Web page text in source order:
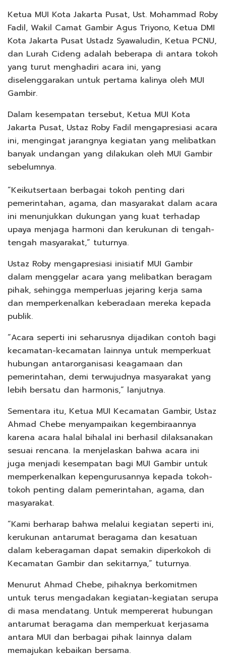
Ketua MUI Kota Jakarta Pusat, Ust. Mohammad Roby
Fadil, Wakil Camat Gambir Agus Triyono, Ketua DMI
Kota Jakarta Pusat Ustadz Syawaludin, Ketua PCNU,
dan Lurah Cideng adalah beberapa di antara tokoh
yang turut menghadiri acara ini, yang
diselenggarakan untuk pertama kalinya oleh MUI
Gambir.
Dalam kesempatan tersebut, Ketua MUI Kota
Jakarta Pusat, Ustaz Roby Fadil mengapresiasi acara
ini, mengingat jarangnya kegiatan yang melibatkan
banyak undangan yang dilakukan oleh MUI Gambir
sebelumnya.
“Keikutsertaan berbagai tokoh penting dari
pemerintahan, agama, dan masyarakat dalam acara
ini menunjukkan dukungan yang kuat terhadap
upaya menjaga harmoni dan kerukunan di tengah-
tengah masyarakat,” tuturnya.
Ustaz Roby mengapresiasi inisiatif MUI Gambir
dalam menggelar acara yang melibatkan beragam
pihak, sehingga memperluas jejaring kerja sama
dan memperkenalkan keberadaan mereka kepada
publik.
“Acara seperti ini seharusnya dijadikan contoh bagi
kecamatan-kecamatan lainnya untuk memperkuat
hubungan antarorganisasi keagamaan dan
pemerintahan, demi terwujudnya masyarakat yang
lebih bersatu dan harmonis,” lanjutnya.
Sementara itu, Ketua MUI Kecamatan Gambir, Ustaz
Ahmad Chebe menyampaikan kegembiraannya
karena acara halal bihalal ini berhasil dilaksanakan
sesuai rencana. Ia menjelaskan bahwa acara ini
juga menjadi kesempatan bagi MUI Gambir untuk
memperkenalkan kepengurusannya kepada tokoh-
tokoh penting dalam pemerintahan, agama, dan
masyarakat.
“Kami berharap bahwa melalui kegiatan seperti ini,
kerukunan antarumat beragama dan kesatuan
dalam keberagaman dapat semakin diperkokoh di
Kecamatan Gambir dan sekitarnya,” tuturnya.
Menurut Ahmad Chebe, pihaknya berkomitmen
untuk terus mengadakan kegiatan-kegiatan serupa
di masa mendatang. Untuk mempererat hubungan
antarumat beragama dan memperkuat kerjasama
antara MUI dan berbagai pihak lainnya dalam
memajukan kebaikan bersama.